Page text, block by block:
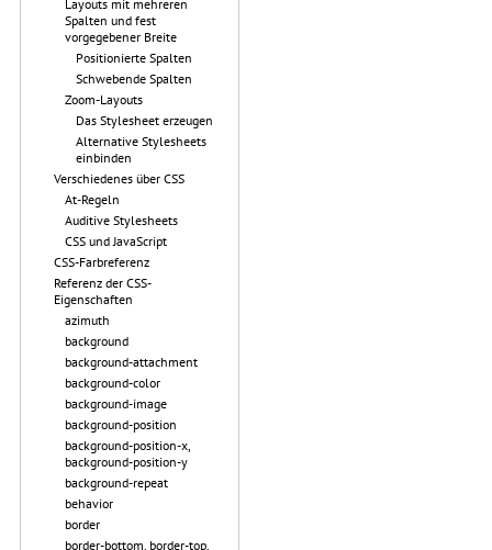
Layouts mit mehreren
Spalten und fest
vorgegebener Breite
Positionierte Spalten
Schwebende Spalten
Zoom-Layouts
Das Stylesheet erzeugen
Alternative Stylesheets
einbinden
Verschiedenes über CSS
At-Regeln
Auditive Stylesheets
CSS und JavaScript
CSS-Farbreferenz
Referenz der CSS-
Eigenschaften
azimuth
background
background-attachment
background-color
background-image
background-position
background-position-x,
background-position-y
background-repeat
behavior
border
border-bottom, border-top,